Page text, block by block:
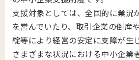
支援対象としては、全国的に業況
を営んでいたり、取引企業の倒産
綻等により経営の安定に支障が生
さまざまな状況における中小企業